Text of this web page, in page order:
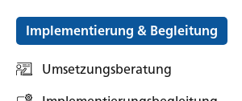
AR- & VR Konzeption
Implementierung & Begleitung
Umsetzungsberatung